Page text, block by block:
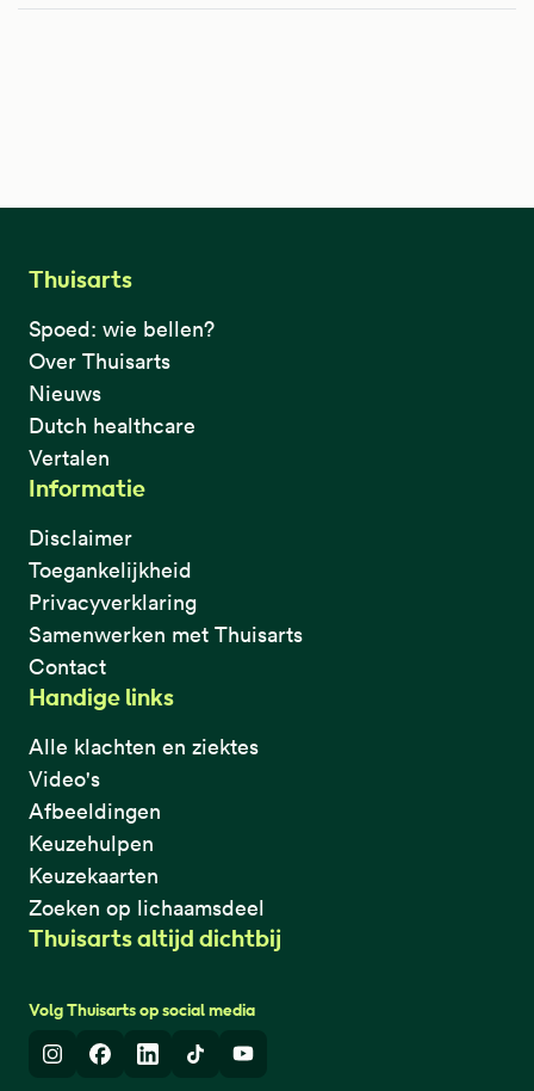
Thuisarts
Spoed: wie bellen?
Over Thuisarts
Nieuws
Dutch healthcare
Vertalen
Informatie
Disclaimer
Toegankelijkheid
Privacyverklaring
Samenwerken met Thuisarts
Contact
Handige links
Alle klachten en ziektes
Video's
Afbeeldingen
Keuzehulpen
Keuzekaarten
Zoeken op lichaamsdeel
Thuisarts altijd dichtbij
Volg Thuisarts op social media
InstagramFacebook
LinkedInTikTokYoutube